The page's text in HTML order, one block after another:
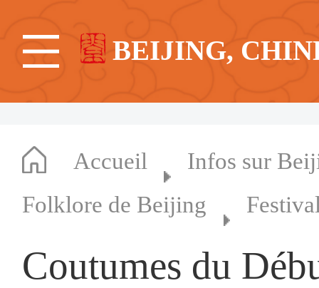
BEIJING,
Accueil
Infos sur
Folklore de Beijing
Coutumes du